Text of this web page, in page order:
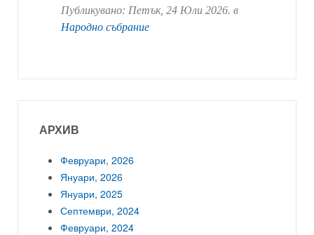
Публикувано: Петък, 24 Юли 2026. в
Народно събрание
АРХИВ
Февруари, 2026
Януари, 2026
Януари, 2025
Септември, 2024
Февруари, 2024